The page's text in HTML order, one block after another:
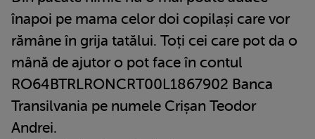
înapoi pe mama celor doi copilași care vor
rămâne în grija tatălui. Toți cei care pot da o
mână de ajutor o pot face în contul
RO64BTRLRONCRT00L1867902 Banca
Transilvania pe numele Crișan Teodor
Andrei.